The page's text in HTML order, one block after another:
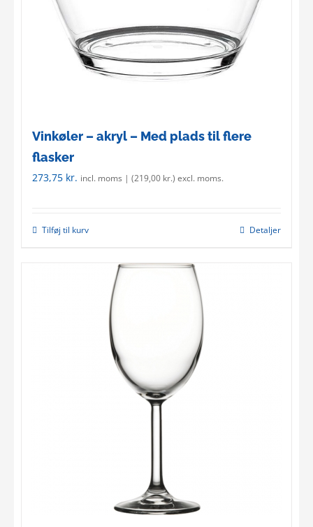
Vinkøler – akryl – Med plads til flere
flasker
273,75 kr. incl. moms | (219,00 kr.) excl. moms.
Tilføj til kurv Detaljer